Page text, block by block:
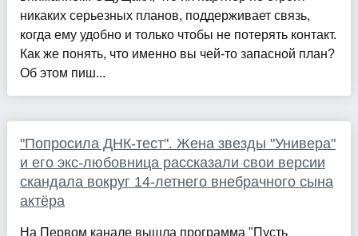
никаких серьезных планов, поддерживает связь,
когда ему удобно и только чтобы не потерять контакт.
Как же понять, что именно вы чей-то запасной план?
Об этом пиш...
"Попросила ДНК-тест". Жена звезды "Универа"
и его экс-любовница рассказали свои версии
скандала вокруг 14-летнего внебрачного сына
актёра
На Первом канале вышла программа "Пусть